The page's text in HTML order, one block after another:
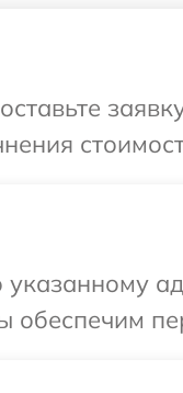
обеспечим